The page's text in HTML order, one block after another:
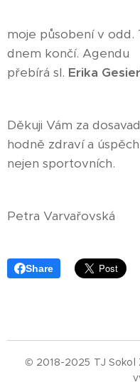
moje působení v odd.
dnem končí. Agendu
přebírá sl. Erika
Děkuji Vám za
hodně zdraví a
nejen sportovních.
Petra Varvařovská
Share
© 2018-2025 TJ Sokol